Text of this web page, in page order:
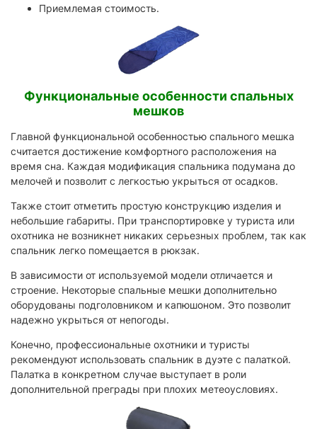
Приемлемая стоимость.
Функциональные особенности спальных
мешков
Главной функциональной особенностью спального мешка
считается достижение комфортного расположения на
время сна. Каждая модификация спальника подумана до
мелочей и позволит с легкостью укрыться от осадков.
Также стоит отметить простую конструкцию изделия и
небольшие габариты. При транспортировке у туриста или
охотника не возникнет никаких серьезных проблем, так как
спальник легко помещается в рюкзак.
В зависимости от используемой модели отличается и
строение. Некоторые спальные мешки дополнительно
оборудованы подголовником и капюшоном. Это позволит
надежно укрыться от непогоды.
Конечно, профессиональные охотники и туристы
рекомендуют использовать спальник в дуэте с палаткой.
Палатка в конкретном случае выступает в роли
дополнительной преграды при плохих метеоусловиях.